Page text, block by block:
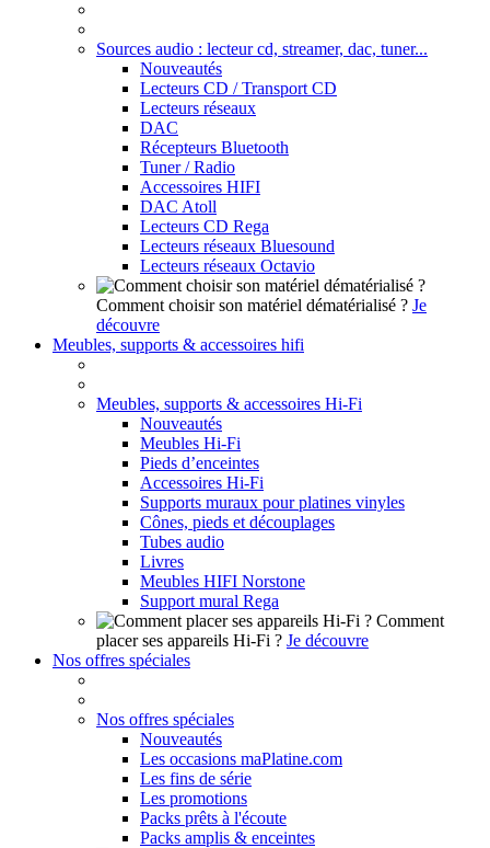
Sources audio : lecteur cd, streamer, dac, tuner...
Nouveautés
Lecteurs CD / Transport CD
Lecteurs réseaux
DAC
Récepteurs Bluetooth
Tuner / Radio
Accessoires HIFI
DAC Atoll
Lecteurs CD Rega
Lecteurs réseaux Bluesound
Lecteurs réseaux Octavio
Comment choisir son matériel dématérialisé ? Je
découvre
Meubles, supports & accessoires hifi
Meubles, supports & accessoires Hi-Fi
Nouveautés
Meubles Hi-Fi
Pieds d’enceintes
Accessoires Hi-Fi
Supports muraux pour platines vinyles
Cônes, pieds et découplages
Tubes audio
Livres
Meubles HIFI Norstone
Support mural Rega
Comment
placer ses appareils Hi-Fi ? Je découvre
Nos offres spéciales
Nos offres spéciales
Nouveautés
Les occasions maPlatine.com
Les fins de série
Les promotions
Packs prêts à l'écoute
Packs amplis & enceintes